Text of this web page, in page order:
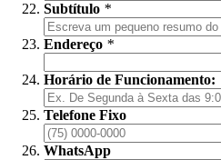
Subtítulo *
Endereço *
Horário de Funcionamento:
Telefone Fixo
WhatsApp